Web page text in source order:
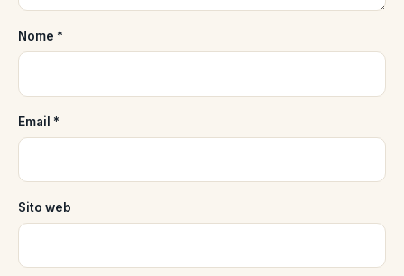
Nome *
Email *
Sito web